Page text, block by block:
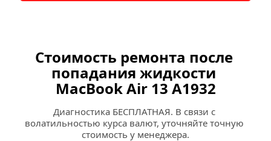
Стоимость ремонта после
попадания жидкости
MacBook Air 13 A1932
Диагностика БЕСПЛАТНАЯ. В связи с
волатильностью курса валют, уточняйте точную
стоимость у менеджера.